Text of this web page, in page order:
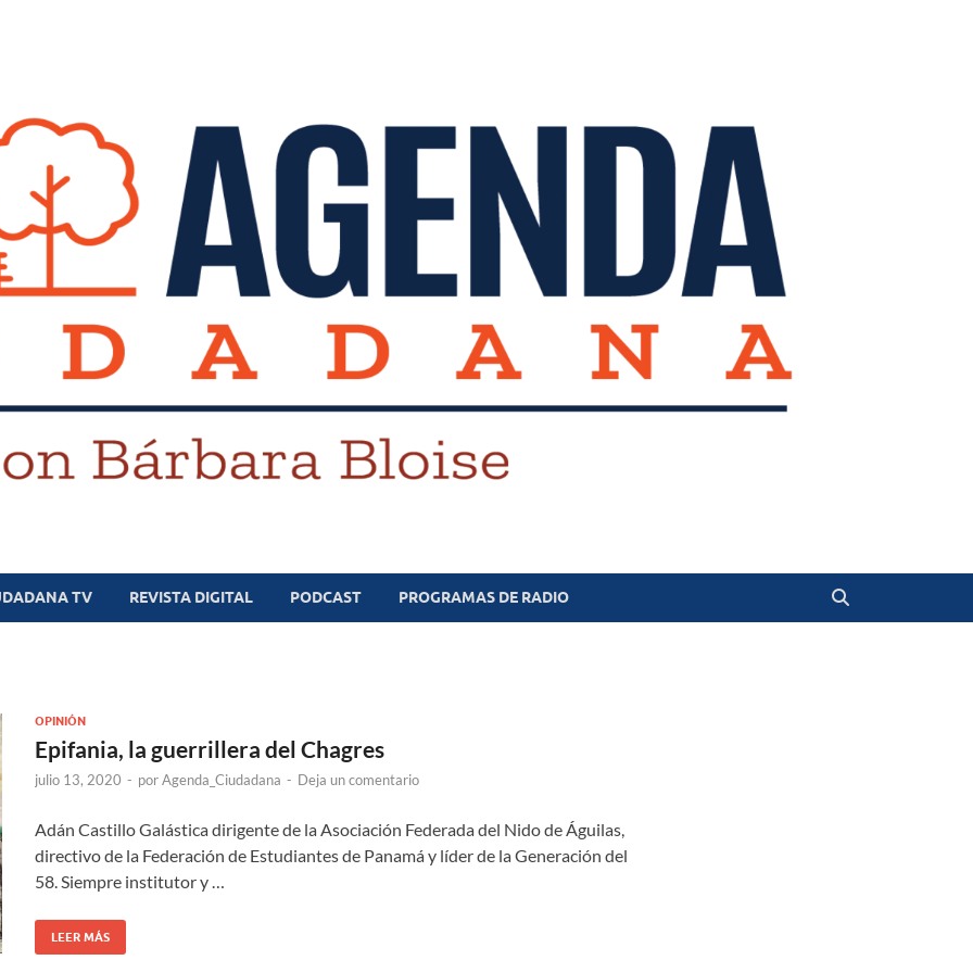
TV REVISTA DIGITAL PODCAST PROGRAMAS DE RADIO
OPINIÓN
Epifania, la guerrillera del Chagres
julio 13, 2020 - porAgenda_Ciudadana - Deja un comentario
Adán Castillo Galástica dirigente de la Asociación Federada del Nido de Águilas,
directivo de la Federación de Estudiantes de Panamá y líder de la Generación del
58. Siempre institutor y …
LEER MÁS